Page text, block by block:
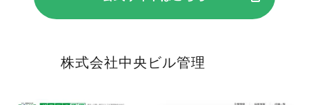
株式会社中央ビル管理